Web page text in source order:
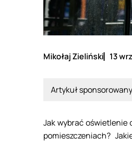
Mikołaj Zieliński 13
Artykuł sponsorowany
Jak wybrać oświetlenie
pomieszczeniach?